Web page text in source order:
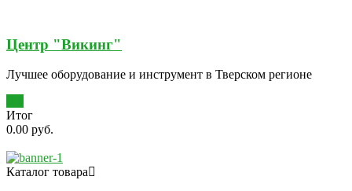
Центр "Викинг"
Лучшее оборудование и инструмент в Тверском регионе
Итог
0.00 руб.
Каталог товара